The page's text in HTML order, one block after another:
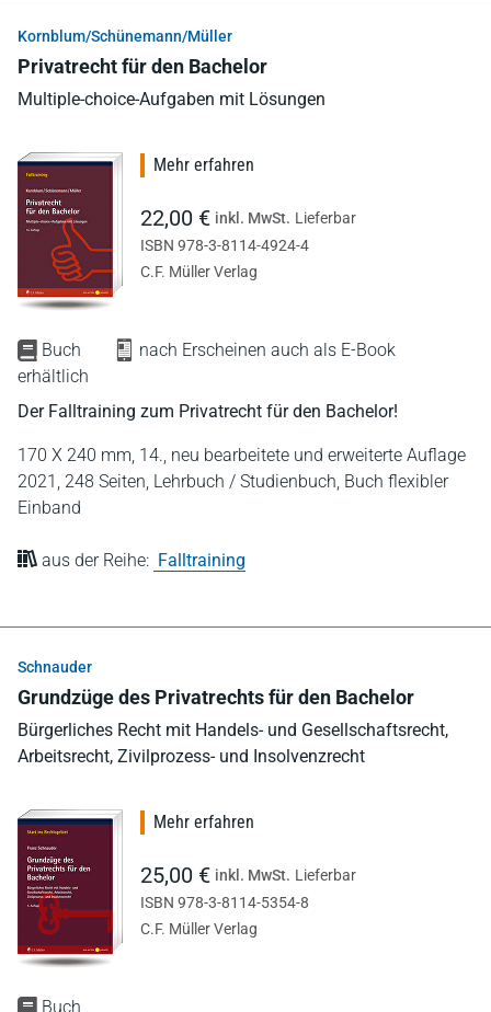
Kornblum/Schünemann/Müller
Privatrecht für den Bachelor
Multiple-choice-Aufgaben mit Lösungen
Buch
nach Erscheinen auch als E-Book
erhältlich
Der Falltraining zum Privatrecht für den Bachelor!
170 X 240 mm, 14., neu bearbeitete und erweiterte Auflage
2021, 248 Seiten, Lehrbuch / Studienbuch, Buch flexibler
Einband
aus der Reihe: Falltraining
Mehr erfahren
22,00 € inkl. MwSt. Lieferbar
ISBN 978-3-8114-4924-4
C.F. Müller Verlag
Schnauder
Grundzüge des Privatrechts für den Bachelor
Bürgerliches Recht mit Handels- und Gesellschaftsrecht,
Arbeitsrecht, Zivilprozess- und Insolvenzrecht
Buch
Mehr erfahren
25,00 € inkl. MwSt. Lieferbar
ISBN 978-3-8114-5354-8
C.F. Müller Verlag